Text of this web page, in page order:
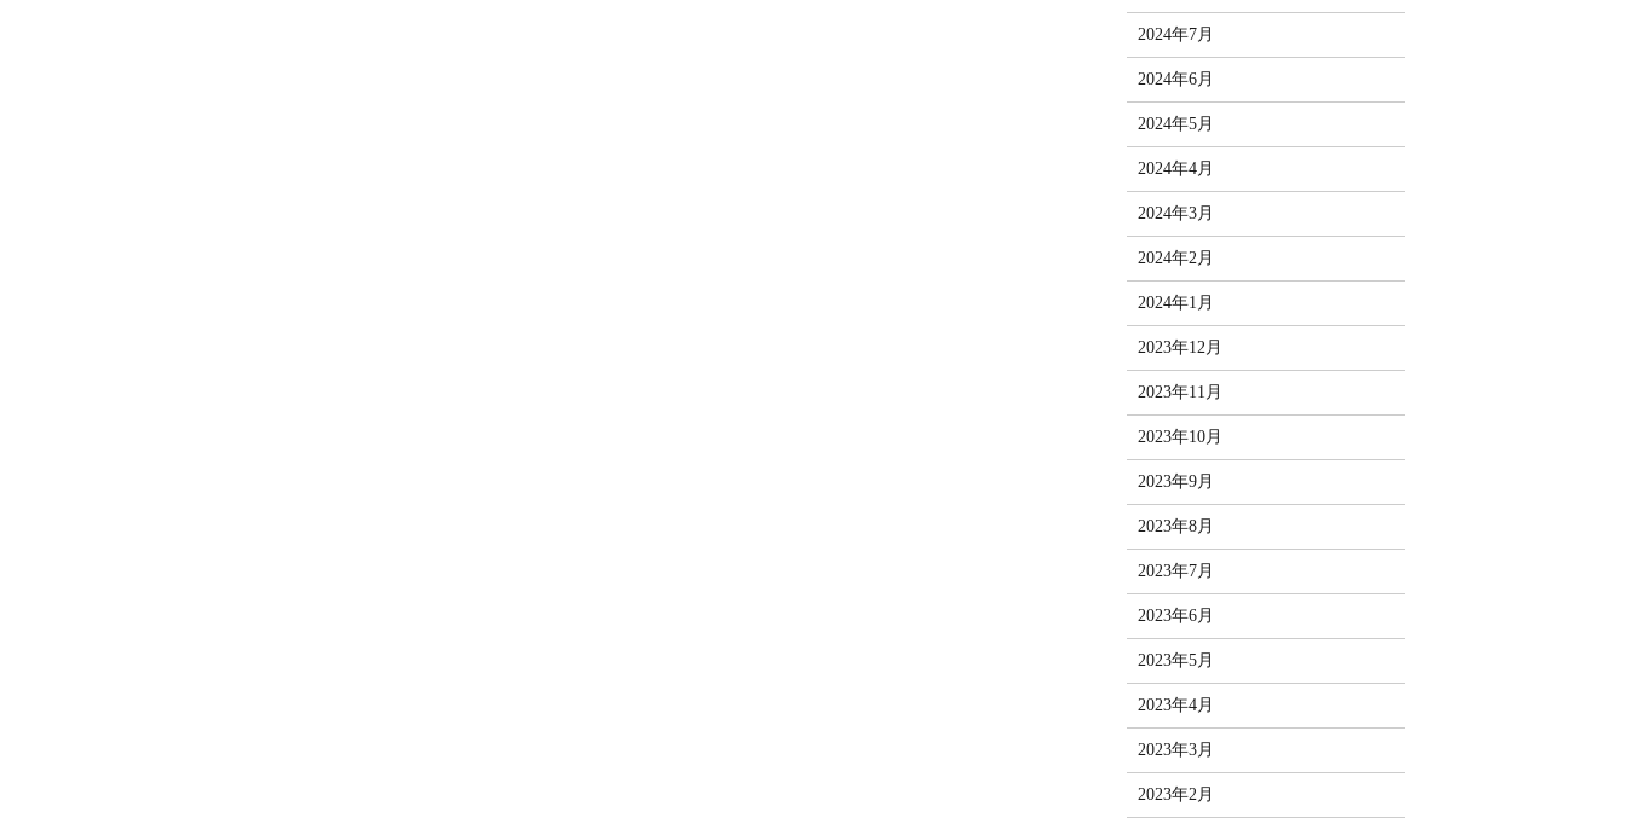
2024年7月
2024年6月
2024年5月
2024年4月
2024年3月
2024年2月
2024年1月
2023年12月
2023年11月
2023年10月
2023年9月
2023年8月
2023年7月
2023年6月
2023年5月
2023年4月
2023年3月
2023年2月